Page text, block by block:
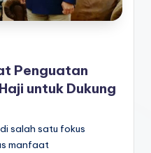
Penguatan
untuk Dukung
salah satu fokus
manfaat